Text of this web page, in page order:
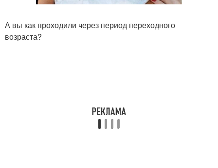
А вы как проходили через период переходного
возраста?